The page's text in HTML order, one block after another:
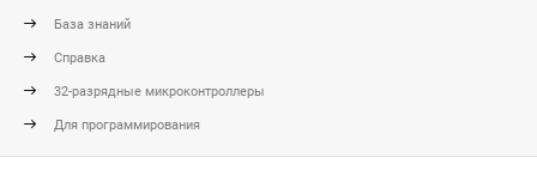
База знаний
Справка
32-разрядные микроконтроллеры
Для программирования